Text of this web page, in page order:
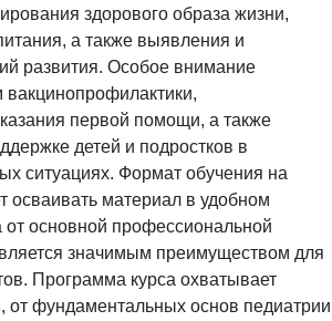
здорового образа жизни,
а также выявления и
развития. Особое внимание
вакцинопрофилактики,
первой помощи, а также
детей и подростков в
ситуациях. Формат обучения на
осваивать материал в удобном
основной профессиональной
значимым преимуществом для
Программа курса охватывает
от фундаментальных основ педиатрии